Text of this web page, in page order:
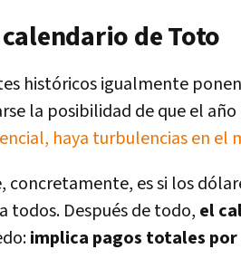
de Toto
históricos igualmente
la posibilidad de que el año
haya turbulencias en el
concretamente, es si los
todos. Después de todo, el
implica pagos totales por